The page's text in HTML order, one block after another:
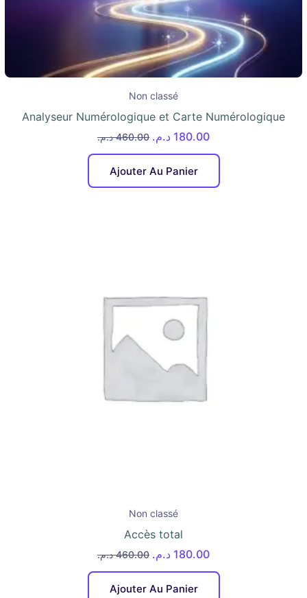
Non classé
Analyseur Numérologique et Carte Numérologique
460.00 د.م. 180.00 د.م.
Ajouter Au Panier
Non classé
Accès total
460.00 د.م. 180.00 د.م.
Ajouter Au Panier